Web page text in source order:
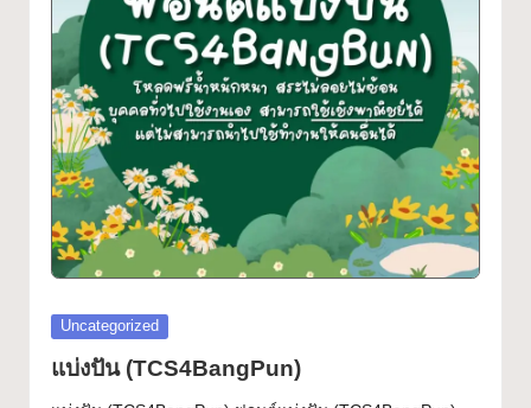
ฟ
อ
น
ต์
ฟ
รี!
ร
ว
ม
ฟ
Font
Posted
Uncategorized
แบ่งปัน (TCS4BangPun)